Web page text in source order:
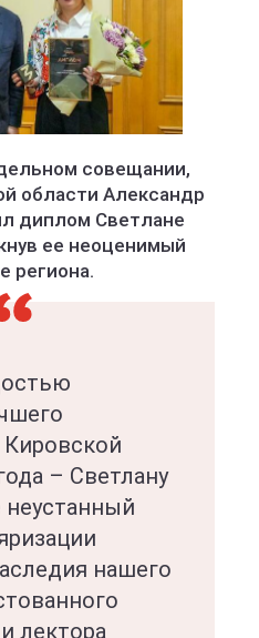
совещании,
области Александр
диплом Светлане
ее неоценимый
региона.
Кировской
– Светлану
нашего
лектора